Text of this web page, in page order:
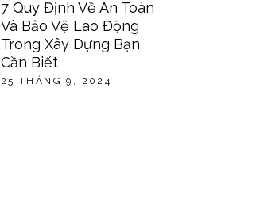
7 Quy Định Về An Toàn
Và Bảo Vệ Lao Động
Trong Xây Dựng Bạn
Cần Biết
25 THÁNG 9, 2024